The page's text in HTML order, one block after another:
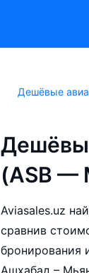
Дешёвые
(ASB —
Aviasales.uz
сравнив
бронирования